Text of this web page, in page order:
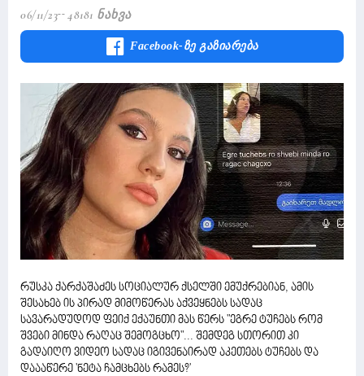
06/11/23 48181 Ნახვა
Facebook-Ზე Გაზიარება
რუსკა ქარქაშაძეს სოციალურ ქსელში ემუქრებიან, ამის
შესახებ ის პირად მიმოწერას აქვეყნებს სადაც
სავარადუდოდ ფეიქ ექაუნთი მას წერს "ეგრე ტუჩებს რომ
შვები მინდა რაღაც შემოგცხო"... შემდეგ სთორით კი
გადაიღო ვიდეო სადაც იგივენაირად აკეთებს ტუჩებს და
დაააწერე 'ნეტა ჩამცხებს რამეს?'